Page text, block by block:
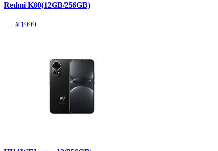
Redmi K80(12GB/256GB)
￥1999